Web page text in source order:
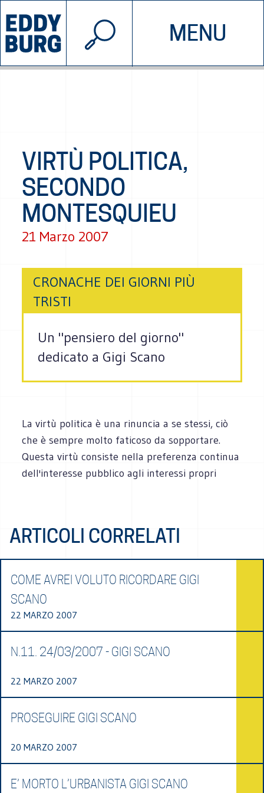
MENU
INIZIATIVE CHI SIAMO
© 2026 EDDYBURG
VIRTÙ POLITICA,
SECONDO
MONTESQUIEU
21 Marzo 2007
CRONACHE DEI GIORNI PIÙ
TRISTI
Un "pensiero del giorno"
dedicato a Gigi Scano
La virtù politica è una rinuncia a se stessi, ciò
che è sempre molto faticoso da sopportare.
Questa virtù consiste nella preferenza continua
dell'interesse pubblico agli interessi propri
ARTICOLI CORRELATI
COME AVREI VOLUTO RICORDARE GIGI
SCANO
22 MARZO 2007
N.11. 24/03/2007 - GIGI SCANO
22 MARZO 2007
PROSEGUIRE GIGI SCANO
20 MARZO 2007
E’ MORTO L’URBANISTA GIGI SCANO